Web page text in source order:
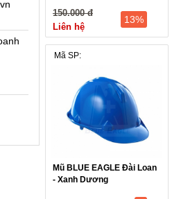
150.000 đ
Liên hệ
13%
Mã SP:
Mũ BLUE EAGLE Đài Loan
- Xanh Dương